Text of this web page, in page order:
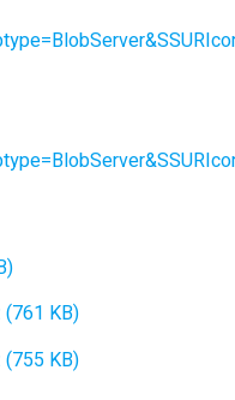
(761 KB)
(755 KB)